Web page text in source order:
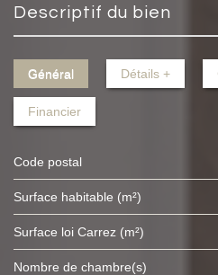
descriptif du bien
Général Détails +
Financier
Code postal
Surface habitable (m²)
Surface loi Carrez (m²)
Nombre de chambre(s)